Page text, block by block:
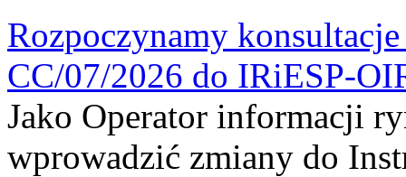
Rozpoczynamy
CC/07/2026 do IRiESP-
Jako Operator informacji
wprowadzić zmiany do